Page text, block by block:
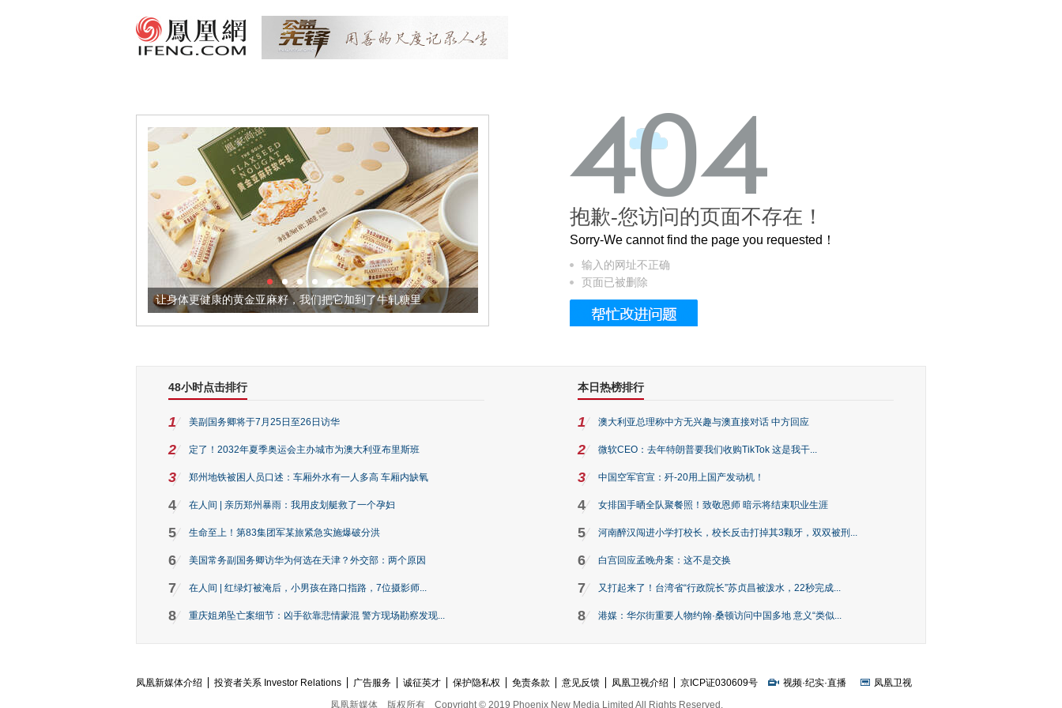
让身体更健康的黄金亚麻籽，我们把它加到了牛轧糖里 被列入佛家七宝的它到底有多美？
抱歉-您访问的页面不存在！
Sorry-We cannot find the page you requested！
输入的网址不正确
页面已被删除
48小时点击排行
1 美副国务卿将于7月25日至26日访华
2 定了！2032年夏季奥运会主办城市为澳大利亚布里斯班
3 郑州地铁被困人员口述：车厢外水有一人多高 车厢内缺氧
4 在人间 | 亲历郑州暴雨：我用皮划艇救了一个孕妇
5 生命至上！第83集团军某旅紧急实施爆破分洪
6 美国常务副国务卿访华为何选在天津？外交部：两个原因
7 在人间 | 红绿灯被淹后，小男孩在路口指路，7位摄影师...
8 重庆姐弟坠亡案细节：凶手欲靠悲情蒙混 警方现场勘察发现...
本日热榜排行
1 澳大利亚总理称中方无兴趣与澳直接对话 中方回应
2 微软CEO：去年特朗普要我们收购TikTok 这是我干...
3 中国空军官宣：歼-20用上国产发动机！
4 女排国手晒全队聚餐照！致敬恩师 暗示将结束职业生涯
5 河南醉汉闯进小学打校长，校长反击打掉其3颗牙，双双被刑...
6 白宫回应孟晚舟案：这不是交换
7 又打起来了！台湾省“行政院长”苏贞昌被泼水，22秒完成...
8 港媒：华尔街重要人物约翰·桑顿访问中国多地 意义“类似...
凤凰新媒体介绍 投资者关系 Investor Relations 广告服务 诚征英才 保护隐私权 免责条款 意见反馈 凤凰卫视介绍 京ICP证030609号 视频·纪实·直播
凤凰卫视
凤凰新媒体
版权所有 Copyright © 2019 Phoenix New Media Limited All Rights Reserved.